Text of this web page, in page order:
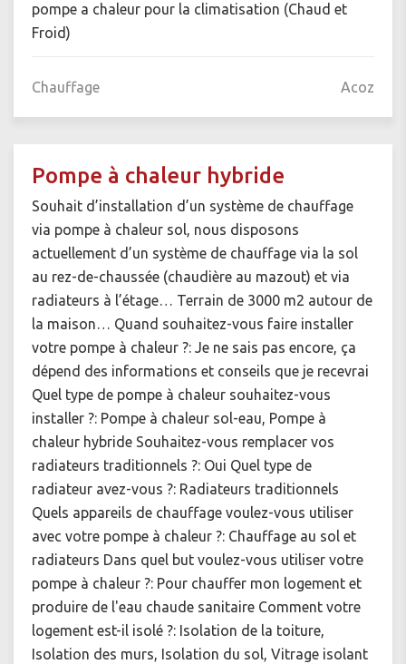
pompe a chaleur pour la climatisation (Chaud et
Froid)
Chauffage Acoz
Pompe à chaleur hybride
Souhait d’installation d’un système de chauffage
via pompe à chaleur sol, nous disposons
actuellement d’un système de chauffage via la sol
au rez-de-chaussée (chaudière au mazout) et via
radiateurs à l’étage… Terrain de 3000 m2 autour de
la maison… Quand souhaitez-vous faire installer
votre pompe à chaleur ?: Je ne sais pas encore, ça
dépend des informations et conseils que je recevrai
Quel type de pompe à chaleur souhaitez-vous
installer ?: Pompe à chaleur sol-eau, Pompe à
chaleur hybride Souhaitez-vous remplacer vos
radiateurs traditionnels ?: Oui Quel type de
radiateur avez-vous ?: Radiateurs traditionnels
Quels appareils de chauffage voulez-vous utiliser
avec votre pompe à chaleur ?: Chauffage au sol et
radiateurs Dans quel but voulez-vous utiliser votre
pompe à chaleur ?: Pour chauffer mon logement et
produire de l'eau chaude sanitaire Comment votre
logement est-il isolé ?: Isolation de la toiture,
Isolation des murs, Isolation du sol, Vitrage isolant